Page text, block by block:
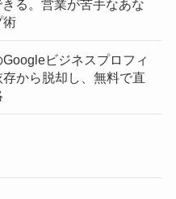
る。営業が苦手なあな
術
ビジネスプロフィ
から脱却し、無料で直